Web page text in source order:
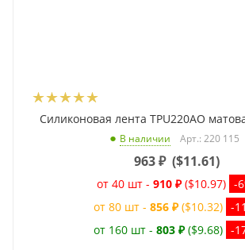
Силиконовая лента TPU220AO
В наличии Арт.: 220 115
963₽ ($11.61)
от 40 шт - 910 ₽ ($10.97) -
от 80 шт - 856 ₽ ($10.32) -
от 160 шт - 803 ₽ ($9.68) -